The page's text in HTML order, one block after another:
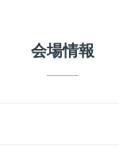
会場情報